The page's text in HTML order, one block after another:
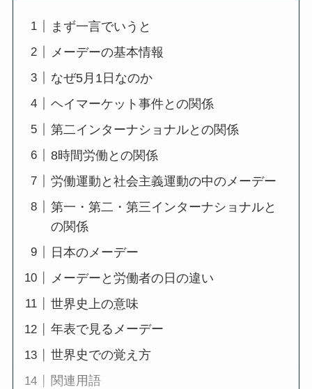
まず一言でいうと
メーデーの基本情報
なぜ5月1日なのか
ヘイマーケット事件との関係
第二インターナショナルとの関係
8時間労働との関係
労働運動と社会主義運動の中のメーデー
第一・第二・第三インターナショナルと
の関係
日本のメーデー
メーデーと労働者の日の違い
世界史上の意味
年表で見るメーデー
世界史での覚え方
関連用語